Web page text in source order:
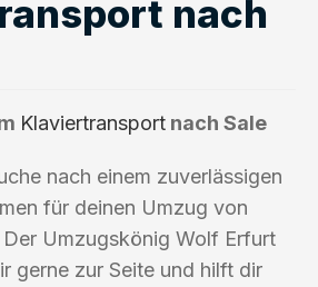
nach
Klaviertransport nach Sale
nach einem zuverlässigen
für deinen Umzug von
Der Umzugskönig Wolf Erfurt
gerne zur Seite und hilft dir